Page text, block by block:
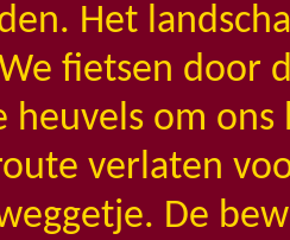
Het
fietsen door
heuvels om
verlaten
De